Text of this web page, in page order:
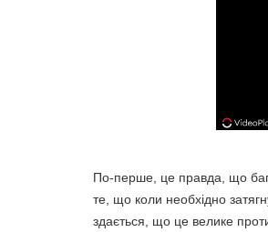
По-перше, це правда, що
те, що коли необхідно
здається, що це велике